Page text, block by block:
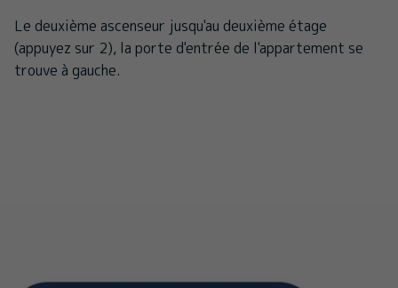
Le deuxième ascenseur jusqu'au deuxième étage
(appuyez sur 2), la porte d'entrée de l'appartement se
trouve à gauche.